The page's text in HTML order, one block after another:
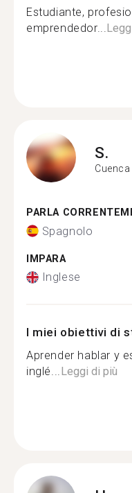
Estudiante,
emprendedor...
S.
Cuenca
PARLA
Spagnolo
IMPARA
Inglese
I miei obiettivi di
Aprender hablar y
inglé...Leggi di più